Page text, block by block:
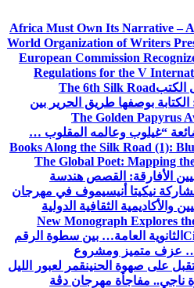
Africa Must Own Its Narrative –
World Organization of Writers
European Commission
Regulations for the V
الكتبThe 6th Silk Road
البردية الذهبية 2026: الكتابة بوصفها طريق الحرير بين
The Golden Papyrus
“غيلوب وعالمه المقلوب …
Books Along the Silk Road (1):
The Global Poet: Mapping
الأفارقة: القصص هندسة
نيكيتا أنيسيموف في مهرجان
والأكاديمية الثقافية الدولية
New Monograph Explores
الثانوية العامة… بين سطوة الرقم
عزف متميز ومشروع
على صهوة الحنينقمر لعبور الليل
ناجي.. مفاجأة مهرجان دڨة